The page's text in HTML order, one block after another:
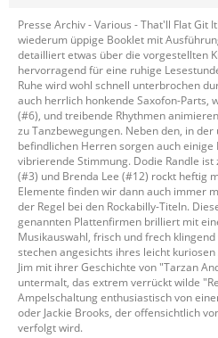
Presse Archiv - Various - That'll Flat Git
wiederum üppige Booklet mit
detailliert etwas über die vorgestellten
hervorragend für eine ruhige
Ruhe wird wohl schnell unterbrochen
auch herrlich honkende Saxofon-Parts,
(#6), und treibende Rhythmen
zu Tanzbewegungen. Neben den, in
befindlichen Herren sorgen auch einige
vibrierende Stimmung. Dodie Randle
(#3) und Brenda Lee (#12) rockt heftig
Elemente finden wir dann auch immer
der Regel bei den Rockabilly-Titeln.
genannten Plattenfirmen brilliert mit
Musikauswahl, frisch und frech klingend
stechen angesichts ihres leicht
Jim mit ihrer Geschichte von "Tarzan
untermalt, das extrem verrückt wilde
Ampelschaltung enthusiastisch von
oder Jackie Brooks, der offensichtlich
verfolgt wird.